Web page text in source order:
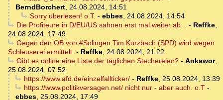
BerndBorchert, 24.08.2024, 14:51
Sorry überlesen! o.T. - ebbes, 24.08.2024, 14:54
Die Profiteure in D/EU/US sahnen erst mal weiter ab... - Reffke,
24.08.2024, 17:49
Gegen den OB von #Solingen Tim Kurzbach (SPD) wird wegen
Schleuserei ermittelt. - Reffke, 24.08.2024, 21:22
Gibt es online eine Liste der täglichen Stechereien?- Ankawor,
25.08.2024, 07:52
https://www.afd.de/einzelfallticker/- Reffke, 25.08.2024, 13:39
https://www.politikversagen.net/ nicht nur - aber auch. o.T-
ebbes, 25.08.2024, 17:49